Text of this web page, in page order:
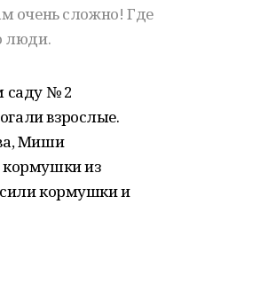
очень сложно! Где
люди.
саду № 2
взрослые.
Миши
кормушки из
кормушки и